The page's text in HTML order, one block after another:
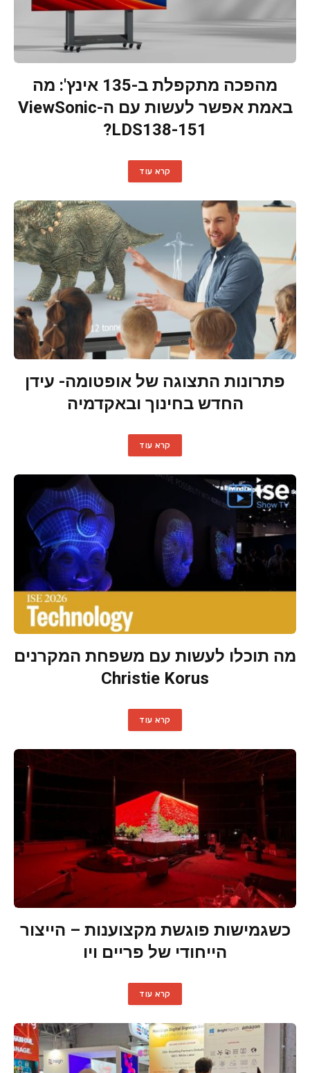
מהפכה מתקפלת ב-135 אינץ': מה
באמת אפשר לעשות עם ה-ViewSonic
LDS138-151?
קרא עוד
פתרונות התצוגה של אופטומה- עידן
החדש בחינוך ובאקדמיה
קרא עוד
מה תוכלו לעשות עם משפחת המקרנים
Christie Korus
קרא עוד
כשגמישות פוגשת מקצוענות – הייצור
הייחודי של פריים ויו
קרא עוד